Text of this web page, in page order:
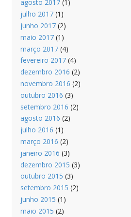
agosto 2017(1)
julho 2017(1)
junho 2017(2)
maio 2017(1)
março 2017(4)
fevereiro 2017(4)
dezembro 2016 (2)
novembro 2016 (2)
outubro 2016 (3)
setembro 2016 (2)
agosto 2016 (2)
julho 2016 (1)
março 2016 (2)
janeiro 2016 (3)
dezembro 2015 (3)
outubro 2015 (3)
setembro 2015 (2)
junho 2015 (1)
maio 2015 (2)